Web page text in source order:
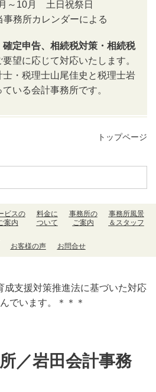
～10月 土日祝祭日
務所カレンダーによる
定申告、相続税対策・相続税
望に応じて対応いたします。
・税理士山尾佳史と税理士岩
いる会計事務所です。
トップページ
ビスの
案内
料金に
ついて
事務所の
ご案内
事務所風景
＆スタッフ
お客様の声 お問合せ
成支援対策推進法に基づいた対応
でいます。＊＊＊
／岩田会計事務